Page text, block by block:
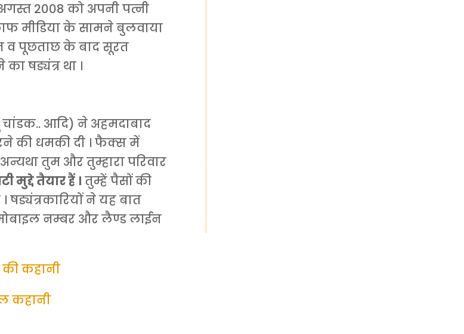
2008 को अपनी पत्नी
मीडिया के सामने बुलवाया
व पूछताछ के बाद सूरत
षड्यंत्र था ।
चांडक.. आदि) ने अहमदाबाद
की धमकी दी । फैक्स में
तुम और तुम्हारा परिवार
मुद्दे तैयार हैं । तुम्हें पैसों की
ने यह बात
नम्बर और लैण्ड लाईन
कहानी
कहानी